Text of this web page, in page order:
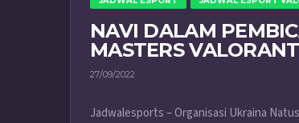
NAVI DALAM
MASTERS
27/09/2022
Jadwalesports – Organisasi Ukraina